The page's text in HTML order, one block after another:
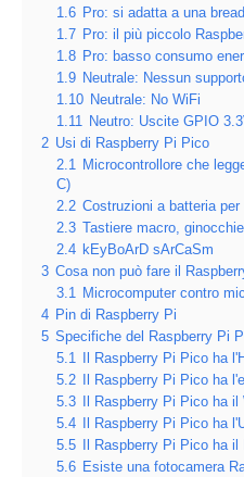
1.6 Pro: si adatta a una
1.7 Pro: il più piccolo
1.8 Pro: basso consumo
1.9 Neutrale: Nessun
1.10 Neutrale: No WiFi
1.11 Neutro: Uscite GPIO
2 Usi di Raspberry Pi Pico
2.1 Microcontrollore che
C)
2.2 Costruzioni a batteria
2.3
Tastiere macro,
2.4 kEyBoArD sArCaSm
3 Cosa non può fare il
3.1 Microcomputer contro
4 Pin di Raspberry Pi
5 Specifiche del Raspberry Pi
5.1
Il Raspberry Pi Pico ha
5.2
Il Raspberry Pi Pico ha
5.3
Il Raspberry Pi Pico ha il
5.4
Il Raspberry Pi Pico ha
5.5
Il Raspberry Pi Pico ha
5.6 Esiste una fotocamera